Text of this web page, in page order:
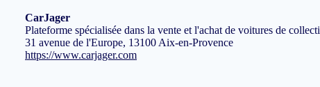
CarJager
Plateforme spécialisée dans la vente et l'achat de voitures de
31 avenue de l'Europe, 13100 Aix-en-Provence
https://www.carjager.com